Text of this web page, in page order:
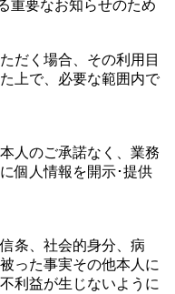
重要なお知らせのため
だく場合、その利用目
上で、必要な範囲内で
人のご承諾なく、業務
個人情報を開示･提供
条、社会的身分、病
った事実その他本人に
利益が生じないように